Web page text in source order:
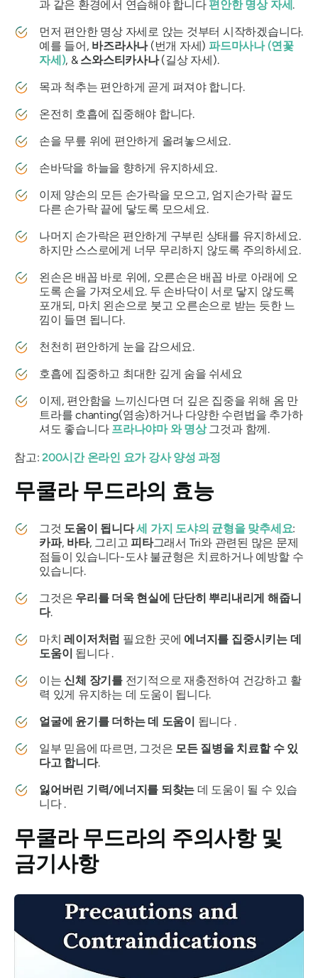
과 같은 환경에서 연습해야 합니다 편안한 명상 자세.
먼저 편안한 명상 자세로 앉는 것부터 시작하겠습니다.
예를 들어, 바즈라사나(번개 자세) 파드마사나(연꽃
자세), & 스와스티카사나(길상 자세).
목과 척추는 편안하게 곧게 펴져야 합니다.
온전히 호흡에 집중해야 합니다.
손을 무릎 위에 편안하게 올려놓으세요.
손바닥을 하늘을 향하게 유지하세요.
이제 양손의 모든 손가락을 모으고, 엄지손가락 끝도
다른 손가락 끝에 닿도록 모으세요.
나머지 손가락은 편안하게 구부린 상태를 유지하세요.
하지만 스스로에게 너무 무리하지 않도록 주의하세요.
왼손은 배꼽 바로 위에, 오른손은 배꼽 바로 아래에 오
도록 손을 가져오세요. 두 손바닥이 서로 닿지 않도록
포개되, 마치 왼손으로 붓고 오른손으로 받는 듯한 느
낌이 들면 됩니다.
천천히 편안하게 눈을 감으세요.
호흡에 집중하고 최대한 깊게 숨을 쉬세요
이제, 편안함을 느끼신다면 더 깊은 집중을 위해 옴 만
트라를 chanting(염송)하거나 다양한 수련법을 추가하
셔도 좋습니다 프라나야마와 명상그것과 함께.
참고:200시간 온라인 요가 강사 양성 과정
무쿨라 무드라의 효능
그것 도움이 됩니다세 가지 도샤의 균형을 맞추세요:
카파, 바타, 그리고피타그래서 Tri와 관련된 많은 문제
점들이 있습니다-도샤불균형은 치료하거나 예방할 수
있습니다.
그것은 우리를 더욱 현실에 단단히 뿌리내리게 해줍니
다.
마치 레이저처럼 필요한 곳에 에너지를 집중시키는 데
도움이 됩니다 .
이는신체 장기를전기적으로 재충전하여 건강하고 활
력 있게 유지하는 데 도움이 됩니다.
얼굴에 윤기를 더하는 데 도움이 됩니다 .
일부 믿음에 따르면, 그것은 모든 질병을 치료할 수 있
다고 합니다.
잃어버린 기력/에너지를 되찾는 데 도움이 될 수 있습
니다 .
무쿨라 무드라의 주의사항 및
금기사항